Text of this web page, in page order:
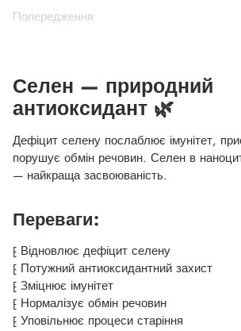
Попередження
Селен — природний
антиоксидант 🌿
Дефіцит селену послаблює імунітет,
порушує обмін речовин. Селен в
— найкраща засвоюваність.
Переваги:
⁅ Відновлює дефіцит селену
⁅ Потужний антиоксидантний захист
⁅ Зміцнює імунітет
⁅ Нормалізує обмін речовин
⁅ Уповільнює процеси старіння